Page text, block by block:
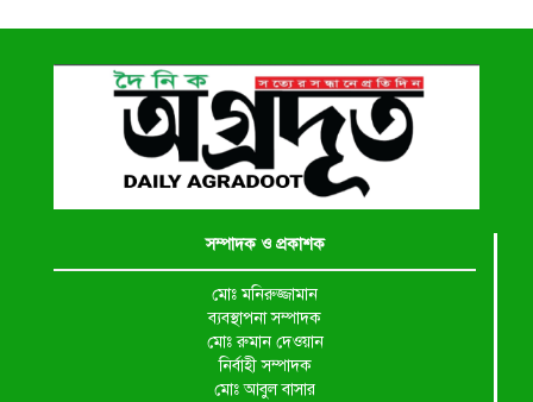
সম্পাদক ও প্রকাশক
মোঃ মনিরুজ্জামান
ব্যবস্থাপনা সম্পাদক
মোঃ রুমান দেওয়ান
নির্বাহী সম্পাদক
মোঃ আবুল বাসার